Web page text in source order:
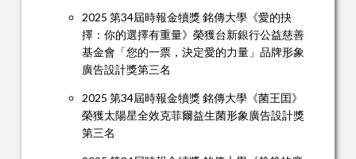
2025 第34屆時報金犢獎 銘傳大學《愛的抉
擇：你的選擇有重量》榮獲台新銀行公益慈善
基金會「您的一票，決定愛的力量」品牌形象
廣告設計獎第三名
2025 第34屆時報金犢獎 銘傳大學《菌王囯》
榮獲太陽星全效克菲爾益生菌形象廣告設計獎
第三名